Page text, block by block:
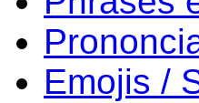
Emojis /